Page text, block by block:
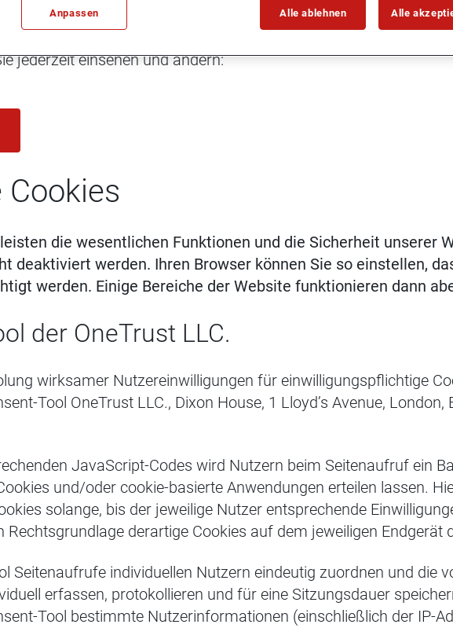
Überblick über den Einsatz der von uns verwendeten Cookies
jederzeit einsehen und ändern:
Cookies
die wesentlichen Funktionen und die Sicherheit unserer
deaktiviert werden. Ihren Browser können Sie so einstellen,
werden. Einige Bereiche der Website funktionieren dann
der OneTrust LLC.
wirksamer Nutzereinwilligungen für einwilligungspflichtige
Tool OneTrust LLC., Dixon House, 1 Lloyd’s Avenue,
JavaScript-Codes wird Nutzern beim Seitenaufruf ein
und/oder cookie-basierte Anwendungen erteilen lassen.
solange, bis der jeweilige Nutzer entsprechende
Rechtsgrundlage derartige Cookies auf dem jeweiligen Endgerät
Seitenaufrufe individuellen Nutzern eindeutig zuordnen und die
erfassen, protokollieren und für eine Sitzungsdauer
Tool bestimmte Nutzerinformationen (einschließlich der IP-
Anpassen Alle ablehnen Alle